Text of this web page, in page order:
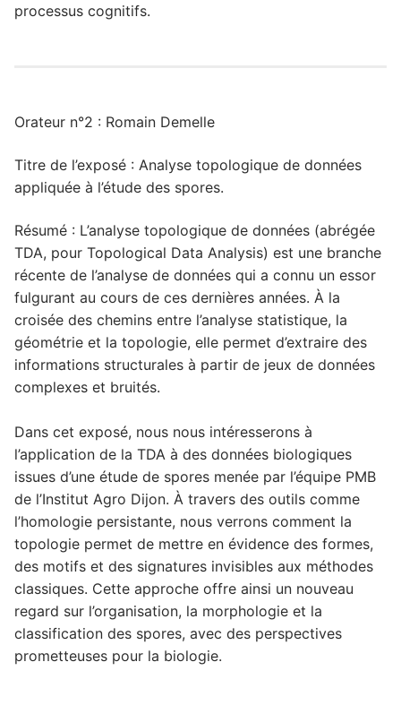
processus cognitifs.
Orateur n°2 : Romain Demelle
Titre de l’exposé : Analyse topologique de données
appliquée à l’étude des spores.
Résumé : L’analyse topologique de données (abrégée
TDA, pour Topological Data Analysis) est une branche
récente de l’analyse de données qui a connu un essor
fulgurant au cours de ces dernières années. À la
croisée des chemins entre l’analyse statistique, la
géométrie et la topologie, elle permet d’extraire des
informations structurales à partir de jeux de données
complexes et bruités.
Dans cet exposé, nous nous intéresserons à
l’application de la TDA à des données biologiques
issues d’une étude de spores menée par l’équipe PMB
de l’Institut Agro Dijon. À travers des outils comme
l’homologie persistante, nous verrons comment la
topologie permet de mettre en évidence des formes,
des motifs et des signatures invisibles aux méthodes
classiques. Cette approche offre ainsi un nouveau
regard sur l’organisation, la morphologie et la
classification des spores, avec des perspectives
prometteuses pour la biologie.